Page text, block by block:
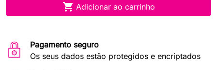
 Adicionar ao carrinho
Pagamento seguro
Os seus dados estão protegidos e encriptados